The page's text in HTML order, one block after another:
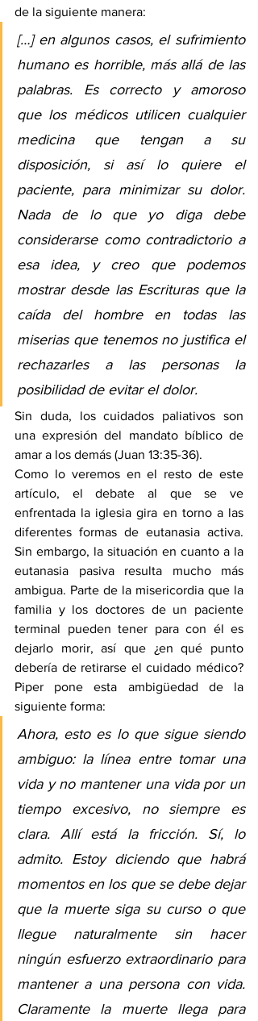
de la siguiente manera:
[…] en algunos casos, el sufrimiento
humano es horrible, más allá de las
palabras. Es correcto y amoroso
que los médicos utilicen cualquier
medicina que tengan a su
disposición, si así lo quiere el
paciente, para minimizar su dolor.
Nada de lo que yo diga debe
considerarse como contradictorio a
esa idea, y creo que podemos
mostrar desde las Escrituras que la
caída del hombre en todas las
miserias que tenemos no justifica el
rechazarles a las personas la
posibilidad de evitar el dolor.
Sin duda, los cuidados paliativos son
una expresión del mandato bíblico de
amar a los demás (Juan 13:35-36).
Como lo veremos en el resto de este
artículo, el debate al que se ve
enfrentada la iglesia gira en torno a las
diferentes formas de eutanasia activa.
Sin embargo, la situación en cuanto a la
eutanasia pasiva resulta mucho más
ambigua. Parte de la misericordia que la
familia y los doctores de un paciente
terminal pueden tener para con él es
dejarlo morir, así que ¿en qué punto
debería de retirarse el cuidado médico?
Piper pone esta ambigüedad de la
siguiente forma:
Ahora, esto es lo que sigue siendo
ambiguo: la línea entre tomar una
vida y no mantener una vida por un
tiempo excesivo, no siempre es
clara. Allí está la fricción. Sí, lo
admito. Estoy diciendo que habrá
momentos en los que se debe dejar
que la muerte siga su curso o que
llegue naturalmente sin hacer
ningún esfuerzo extraordinario para
mantener a una persona con vida.
Claramente la muerte llega para